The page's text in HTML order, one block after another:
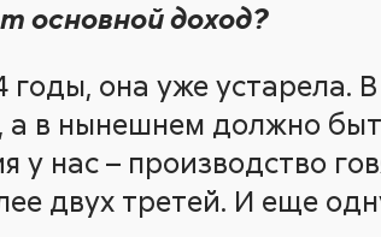
основной доход?
она уже устарела.
а в нынешнем должно
у нас – производство
двух третей. И еще